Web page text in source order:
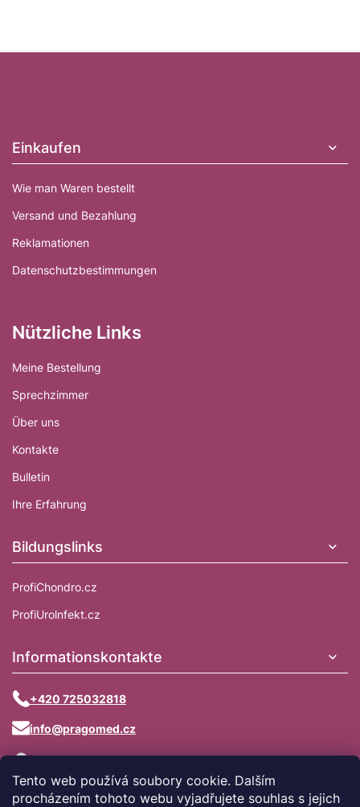
Tento web používá soubory cookie. Dalším
procházením tohoto webu vyjadřujete souhlas s jejich
Einkaufen
Wie man Waren bestellt
Versand und Bezahlung
Reklamationen
Datenschutzbestimmungen
Nützliche Links
Meine Bestellung
Sprechzimmer
Über uns
Kontakte
Bulletin
Ihre Erfahrung
Bildungslinks
ProfiChondro.cz
ProfiUrolnfekt.cz
Informationskontakte
+420 725032818
info@pragomed.cz
Na Hřebenkách 1755/18, 150 00,
Praha 5